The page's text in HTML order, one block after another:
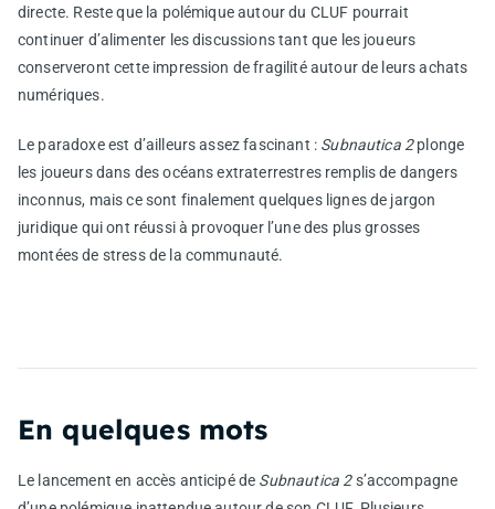
directe. Reste que la polémique autour du CLUF pourrait
continuer d’alimenter les discussions tant que les joueurs
conserveront cette impression de fragilité autour de leurs achats
numériques.
Le paradoxe est d’ailleurs assez fascinant : Subnautica 2plonge
les joueurs dans des océans extraterrestres remplis de dangers
inconnus, mais ce sont finalement quelques lignes de jargon
juridique qui ont réussi à provoquer l’une des plus grosses
montées de stress de la communauté.
En quelques mots
Le lancement en accès anticipé de Subnautica 2s’accompagne